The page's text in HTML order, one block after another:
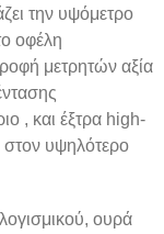
την υψόμετρο
οφέλη
μετρητών αξία
, και έξτρα high-
υψηλότερο
ουρά